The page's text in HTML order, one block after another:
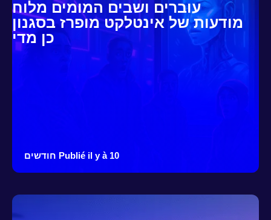
עוברים ושבים המומים מלוח
מודעות של אינטלקט מופרז בסגנון
כן מדי
Publié il y à 10 חודשים